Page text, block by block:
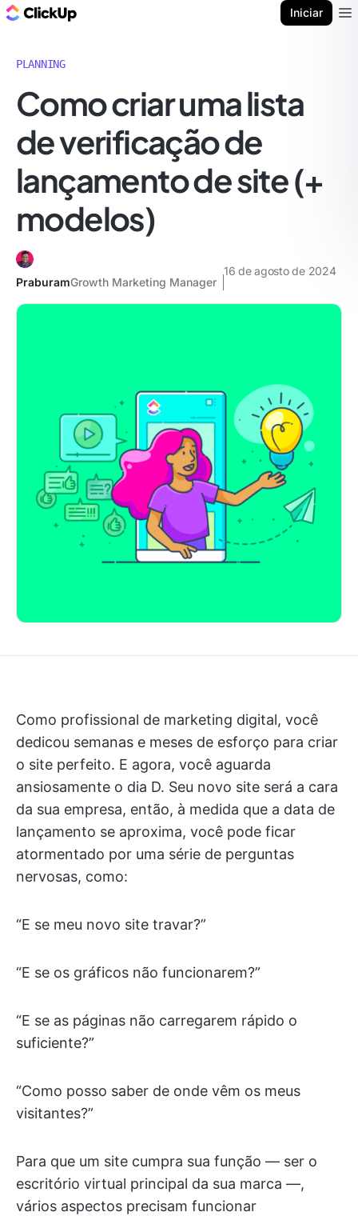
Iniciar
PLANNING
Como criar uma lista
de verificação de
lançamento de site (+
modelos)
PraburamGrowth Marketing Manager
16 de agosto de 2024
Como profissional de marketing digital, você
dedicou semanas e meses de esforço para criar
o site perfeito. E agora, você aguarda
ansiosamente o dia D. Seu novo site será a cara
da sua empresa, então, à medida que a data de
lançamento se aproxima, você pode ficar
atormentado por uma série de perguntas
nervosas, como:
“E se meu novo site travar?”
“E se os gráficos não funcionarem?”
“E se as páginas não carregarem rápido o
suficiente?”
“Como posso saber de onde vêm os meus
visitantes?”
Para que um site cumpra sua função — ser o
escritório virtual principal da sua marca —,
vários aspectos precisam funcionar